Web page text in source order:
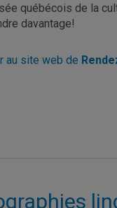
québécois de la
davantage!
au site web de